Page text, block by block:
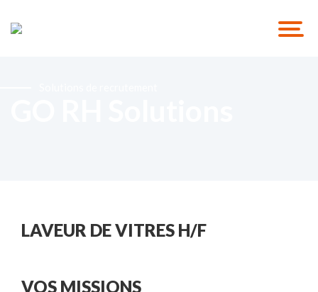
LAVEUR DE VITRES H/F
VOS MISSIONS